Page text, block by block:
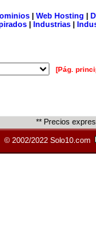
| Web Hosting |
| Industrias |
[Pág.
** Precios
© 2002/2022 Solo10.com